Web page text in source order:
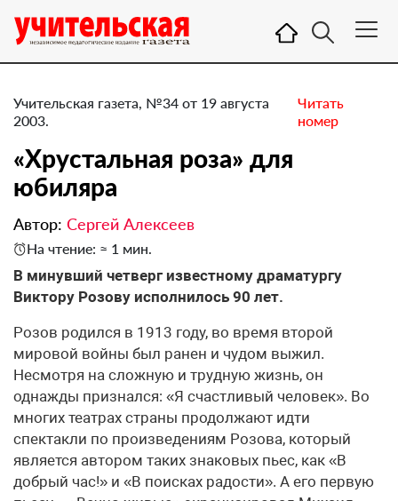
Учительская газета, №34 от 19 августа
2003.
Читать
номер
«Хрустальная роза» для
юбиляра
Автор: Сергей Алексеев
На чтение: ≈ 1 мин.
В минувший четверг известному драматургу
Виктору Розову исполнилось 90 лет.
Розов родился в 1913 году, во время второй
мировой войны был ранен и чудом выжил.
Несмотря на сложную и трудную жизнь, он
однажды признался: «Я счастливый человек». Во
многих театрах страны продолжают идти
спектакли по произведениям Розова, который
является автором таких знаковых пьес, как «В
добрый час!» и «В поисках радости». А его первую